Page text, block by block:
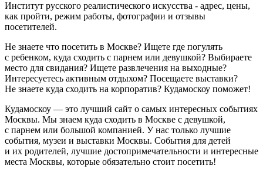
Институт русского реалистического искусства - адрес, цены,
как пройти, режим работы, фотографии и отзывы
посетителей.
Не знаете что посетить в Москве? Ищете где погулять
с ребенком, куда сходить с парнем или девушкой? Выбираете
место для свидания? Ищете развлечения на выходные?
Интересуетесь активным отдыхом? Посещаете выставки?
Не знаете куда сходить на корпоратив? Кудамоскоу поможет!
Кудамоскоу — это лучший сайт о самых интересных событиях
Москвы. Мы знаем куда сходить в Москве с девушкой,
с парнем или большой компанией. У нас только лучшие
события, музеи и выставки Москвы. События для детей
и их родителей, лучшие достопримечательности и интересные
места Москвы, которые обязательно стоит посетить!